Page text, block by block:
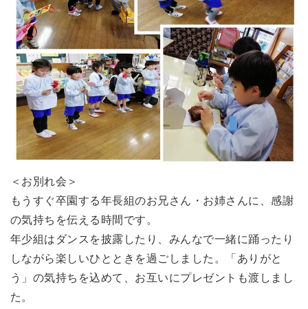
＜お別れ会＞
もうすぐ卒園する年長組のお兄さん・お姉さんに、感謝
の気持ちを伝える時間です。
年少組はダンスを披露したり、みんなで一緒に踊ったり
しながら楽しいひとときを過ごしました。「ありがと
う」の気持ちを込めて、お互いにプレゼントも渡しまし
た。